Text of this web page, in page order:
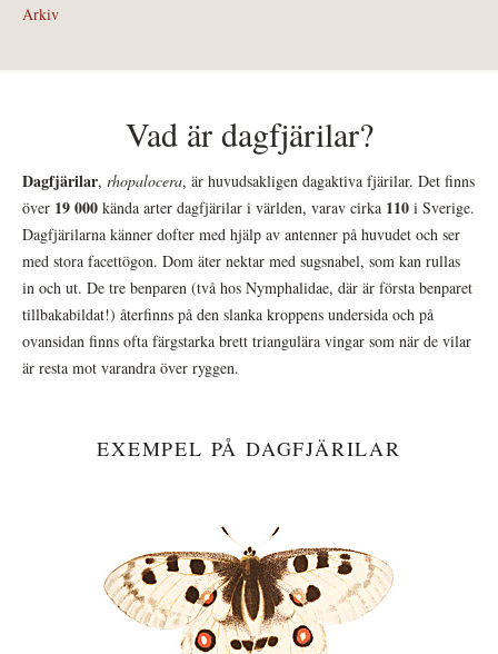
Arkiv
Vad är dagfjärilar?
Dagfjärilar, rhopalocera, är huvudsakligen dagaktiva fjärilar. Det finns
över 19 000 kända arter dagfjärilar i världen, varav cirka 110 i Sverige.
Dagfjärilarna känner dofter med hjälp av antenner på huvudet och ser
med stora facettögon. Dom äter nektar med sugsnabel, som kan rullas
in och ut. De tre benparen (två hos Nymphalidae, där är första benparet
tillbakabildat!) återfinns på den slanka kroppens undersida och på
ovansidan finns ofta färgstarka brett triangulära vingar som när de vilar
är resta mot varandra över ryggen.
EXEMPEL PÅ DAGFJÄRILAR